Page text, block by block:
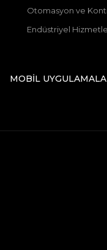
Otomasyon ve
Endüstriyel
MOBİL